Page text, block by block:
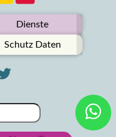
Dienste
Schutz Daten